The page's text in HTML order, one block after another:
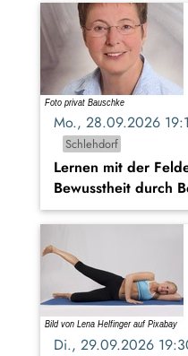
Mo., 28.09.2026
Schlehdorf
Lernen mit der
Bewusstheit durch
Di., 29.09.2026